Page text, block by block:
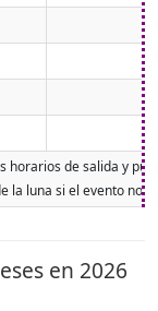
de salida y
la luna si el evento no
en 2026